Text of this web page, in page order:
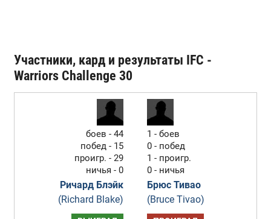
Участники, кард и результаты IFC -
Warriors Challenge 30
боев - 44
побед - 15
проигр. - 29
ничья - 0
Ричард Блэйк
(Richard Blake)
1 - боев
0 - побед
1 - проигр.
0 - ничья
Брюс Тивао
(Bruce Tivao)